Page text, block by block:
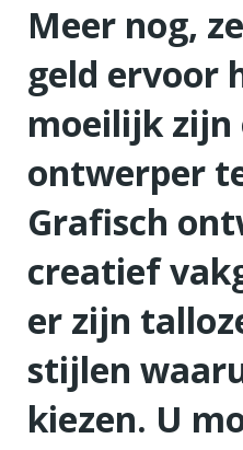
Meer nog,
geld ervoor
moeilijk zijn
ontwerper
Grafisch
creatief
er zijn
stijlen
kiezen. U